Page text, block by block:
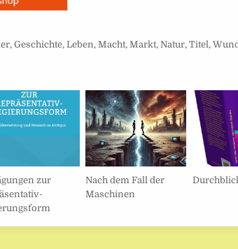
,Geschichte,Leben,Macht,Markt,Natur,Titel,
zur
Nach dem Fall der
Maschinen